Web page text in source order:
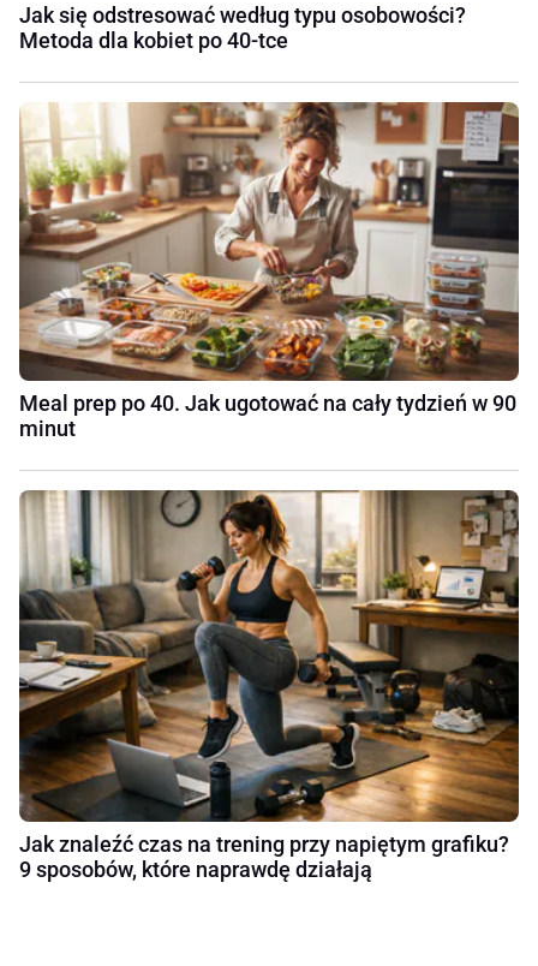
Jak się odstresować według typu osobowości?
Metoda dla kobiet po 40-tce
Meal prep po 40. Jak ugotować na cały tydzień w 90
minut
Jak znaleźć czas na trening przy napiętym grafiku?
9 sposobów, które naprawdę działają